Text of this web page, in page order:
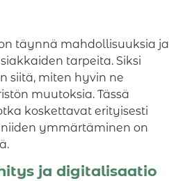
täynnä mahdollisuuksia ja
tarpeita. Siksi
siitä, miten hyvin ne
muutoksia. Tässä
koskettavat erityisesti
ymmärtäminen on
ja digitalisaatio